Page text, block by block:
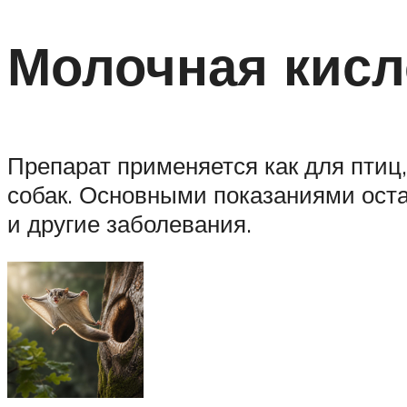
Молочная
Препарат применяется как для
собак. Основными показаниями
и другие заболевания.